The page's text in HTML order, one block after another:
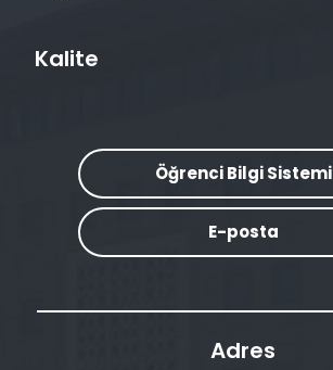
Kalite
Öğrenci Bilgi Sistemi
E-posta
Adres